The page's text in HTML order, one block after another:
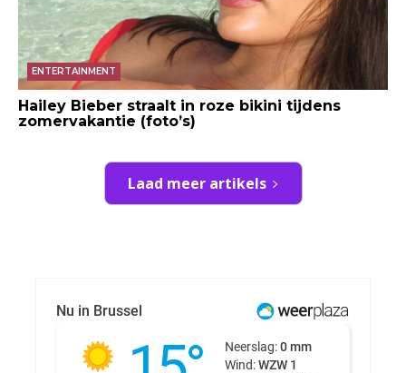
ENTERTAINMENT
Hailey Bieber straalt in roze bikini tijdens
zomervakantie (foto’s)
Laad meer artikels